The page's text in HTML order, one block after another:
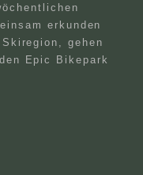
erkunden
gehen
Epic Bikepark